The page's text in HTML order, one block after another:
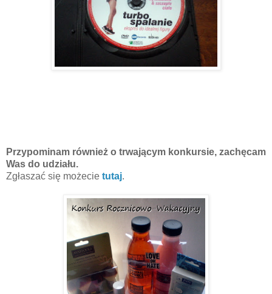
Przypominam również o trwającym konkursie, zachęcam
Was do udziału.
Zgłaszać się możecie tutaj.